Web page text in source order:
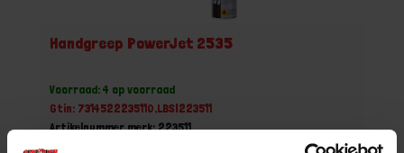
Handgreep PowerJet 2535
Voorraad: 4 op voorraad
Gtin: 7314522235110,LBSI223511
Artikelnummer merk: 223511